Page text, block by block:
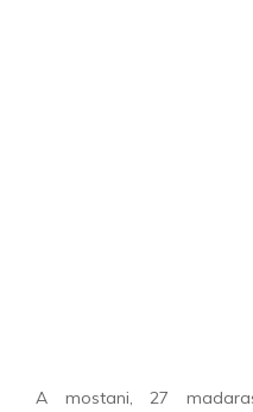
A mostani, 27